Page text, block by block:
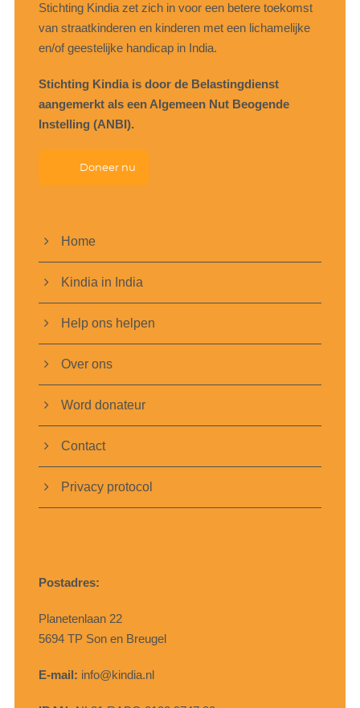
Stichting Kindia zet zich in voor een betere toekomst
van straatkinderen en kinderen met een lichamelijke
en/of geestelijke handicap in India.
Stichting Kindia is door de Belastingdienst
aangemerkt als een Algemeen Nut Beogende
Instelling (ANBI).
Doneer nu
Home
Kindia in India
Help ons helpen
Over ons
Word donateur
Contact
Privacy protocol
Postadres:
Planetenlaan 22
5694 TP Son en Breugel
E-mail: info@kindia.nl